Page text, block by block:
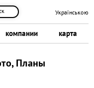
компании карта
Українською
Планы